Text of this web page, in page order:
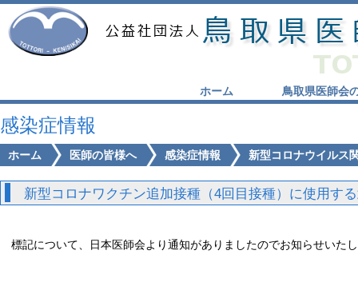
ホーム 鳥取県医師会
感染症情報
ホーム 医師の皆様へ 感染症情報 新型コロナウイルス
新型コロナワクチン追加接種（4回目接種）に使用す
標記について、日本医師会より通知がありましたのでお知らせいた